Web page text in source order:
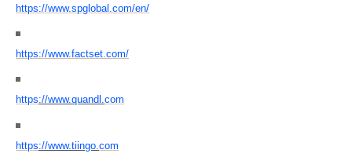
https://www.spglobal.com/en/
https://www.factset.com/
https://www.quandl .com
https://www.tiingo.com